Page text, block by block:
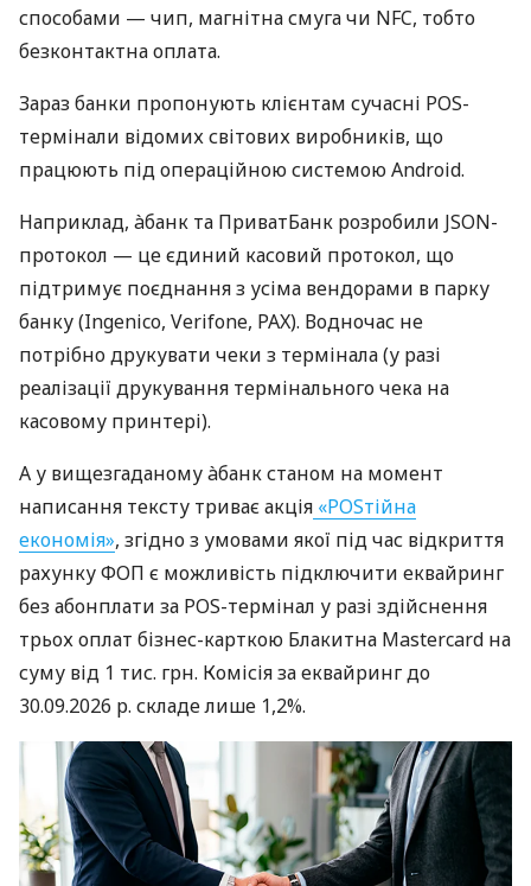
способами — чип, магнітна смуга чи NFC, тобто
безконтактна оплата.
Зараз банки пропонують клієнтам сучасні POS-
термінали відомих світових виробників, що
працюють під операційною системою Android.
Наприклад, àбанк та ПриватБанк розробили JSON-
протокол — це єдиний касовий протокол, що
підтримує поєднання з усіма вендорами в парку
банку (Ingenico, Verifone, PAX). Водночас не
потрібно друкувати чеки з термінала (у разі
реалізації друкування термінального чека на
касовому принтері).
А у вищезгаданому àбанк станом на момент
написання тексту триває акція «POSтійна
економія», згідно з умовами якої під час відкриття
рахунку ФОП є можливість підключити еквайринг
без абонплати за POS-термінал у разі здійснення
трьох оплат бізнес-карткою Блакитна Mastercard на
суму від 1 тис. грн. Комісія за еквайринг до
30.09.2026 р. складе лише 1,2%.